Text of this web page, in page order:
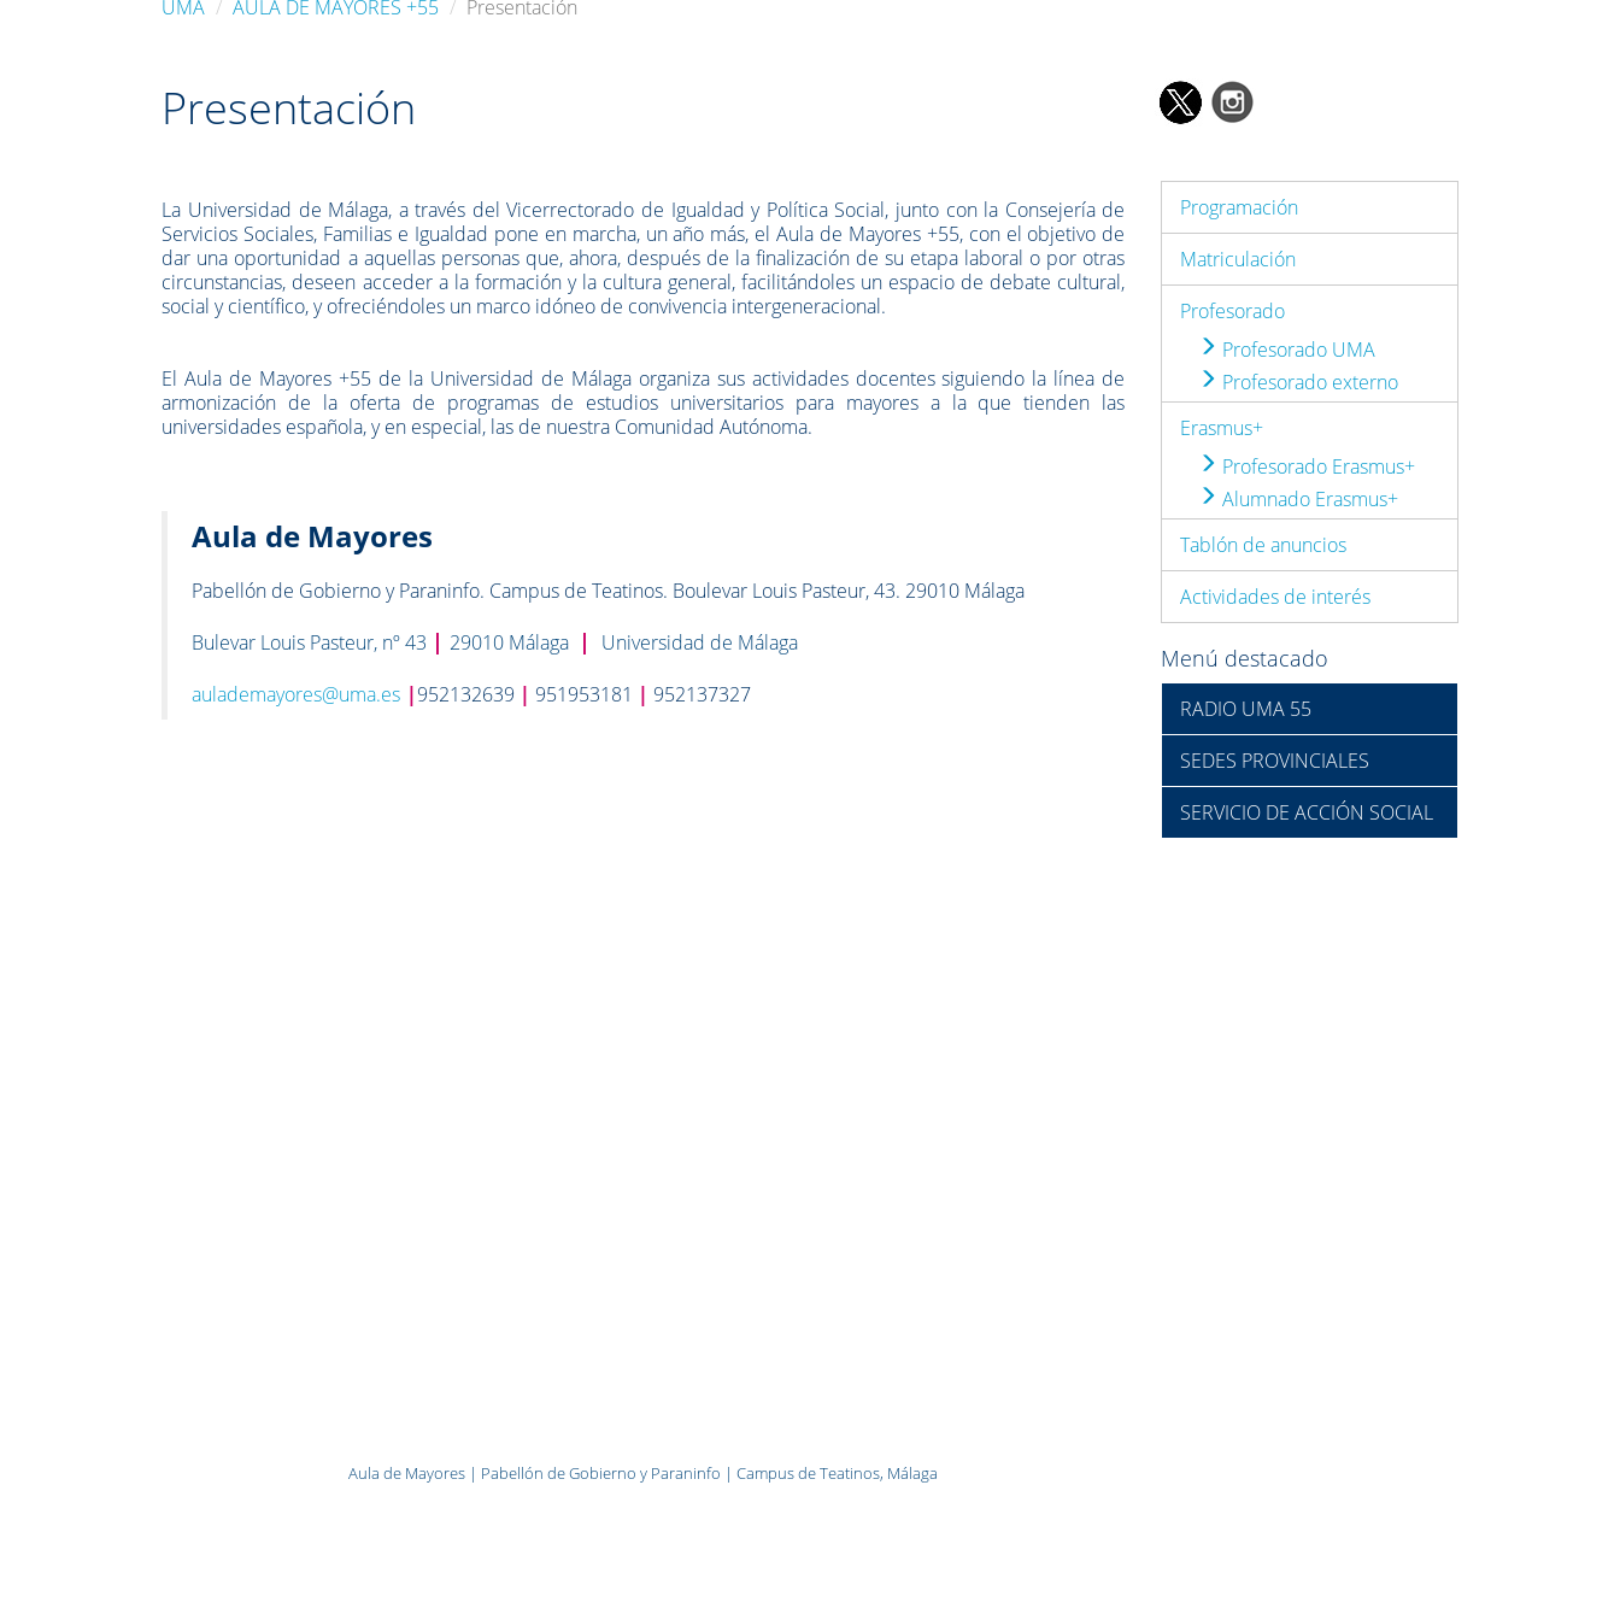
UMA AULA DE MAYORES +55 Presentación
Presentación
La Universidad de Málaga, a través del Vicerrectorado de Igualdad y Política Social, junto con la Consejería de
Servicios Sociales, Familias e Igualdad pone en marcha, un año más, el Aula de Mayores +55, con el objetivo de
dar una oportunidad a aquellas personas que, ahora, después de la finalización de su etapa laboral o por otras
circunstancias, deseen acceder a la formación y la cultura general, facilitándoles un espacio de debate cultural,
social y científico, y ofreciéndoles un marco idóneo de convivencia intergeneracional.
El Aula de Mayores +55 de la Universidad de Málaga organiza sus actividades docentes siguiendo la línea de
armonización de la oferta de programas de estudios universitarios para mayores a la que tienden las
universidades española, y en especial, las de nuestra Comunidad Autónoma.
Aula de Mayores
Pabellón de Gobierno y Paraninfo. Campus de Teatinos. Boulevar Louis Pasteur, 43. 29010 Málaga
Bulevar Louis Pasteur, nº 43 | 29010 Málaga |
Universidad de Málaga
aulademayores@uma.es |952132639 | 951953181 | 952137327
Aula de Mayores | Pabellón de Gobierno y Paraninfo | Campus de Teatinos, Málaga
Programación
Matriculación
Profesorado
Profesorado UMA
Profesorado externo
Erasmus+
Profesorado Erasmus+
Alumnado Erasmus+
Tablón de anuncios
Actividades de interés
Menú destacado
RADIO UMA 55
SEDES PROVINCIALES
SERVICIO DE ACCIÓN SOCIAL